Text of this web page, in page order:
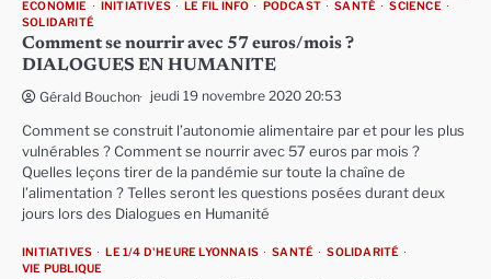
ECONOMIE INITIATIVES LE FIL INFO PODCAST SANTÉ
SCIENCE
SOLIDARITÉ
Comment se nourrir avec 57 euros/mois ?
DIALOGUES EN HUMANITE
Gérald Bouchon jeudi 19 novembre 2020 20:53
Comment se construit l’autonomie alimentaire par et pour les plus
vulnérables ? Comment se nourrir avec 57 euros par mois ?
Quelles leçons tirer de la pandémie sur toute la chaîne de
l’alimentation ? Telles seront les questions posées durant deux
jours lors des Dialogues en Humanité
INITIATIVES LE 1/4 D'HEURE LYONNAIS SANTÉ
SOLIDARITÉ
VIE PUBLIQUE